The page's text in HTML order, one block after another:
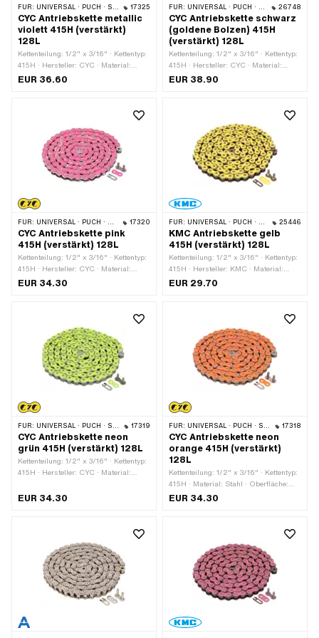
FÜR: UNIVERSAL · PUCH · SACHS · PONY / CILO (BETA 521 & 512) · ZÜNDAPP BELMONDO · TOMOS · BYE BIKE 17325
CYC Antriebskette metallic
violett 415H (verstärkt)
128L
Kettenteilung: 1/2" x 3/16" · Kettentyp:
415H · Hersteller: CYC · Material:
Stahl · Oberfläche: lackiert · Farbe:
Kettenschloss-Art: Federverschluss
EUR 36.60
FÜR: UNIVERSAL · PUCH · SACHS · PONY / CILO (BETA 521 & 512) · ZÜNDAPP BELMONDO · TOMOS · BYE BIKE 26748
CYC Antriebskette schwarz
(goldene Bolzen) 415H
(verstärkt) 128L
Kettenteilung: 1/2" x 3/16" · Kettentyp:
415H · Hersteller: CYC · Material:
Stahl · Oberfläche: lackiert · Farbe:
Kettenschloss-Art: Federverschluss
EUR 38.90
FÜR: UNIVERSAL · PUCH · SACHS · PONY / CILO (BETA 521 & 512) · ZÜNDAPP BELMONDO · TOMOS · BYE BIKE 17320
CYC Antriebskette pink
415H (verstärkt) 128L
Kettenteilung: 1/2" x 3/16" · Kettentyp:
415H · Hersteller: CYC · Material:
Stahl · Oberfläche: lackiert · Farbe:
Kettenschloss-Art: Federverschluss
EUR 34.30
FÜR: UNIVERSAL · PUCH · SACHS · PONY / CILO (BETA 521 & 512) · ZÜNDAPP BELMONDO · TOMOS · BYE BIKE 25446
KMC Antriebskette gelb
415H (verstärkt) 128L
Kettenteilung: 1/2" x 3/16" · Kettentyp:
415H · Hersteller: KMC · Material:
Stahl · Oberfläche: lackiert · Farbe:
Kettenschloss-Art: Federverschluss
EUR 29.70
FÜR: UNIVERSAL · PUCH · SACHS · PONY / CILO (BETA 521 & 512) · ZÜNDAPP BELMONDO · TOMOS · BYE BIKE 17319
CYC Antriebskette neon
grün 415H (verstärkt) 128L
Kettenteilung: 1/2" x 3/16" · Kettentyp:
415H · Hersteller: CYC · Material:
grün · Anzahl Kettenglieder: 128 Stk. ·
EUR 34.30
FÜR: UNIVERSAL · PUCH · SACHS · PONY / CILO (BETA 521 & 512) · ZÜNDAPP BELMONDO · TOMOS · BYE BIKE 17318
CYC Antriebskette neon
orange 415H (verstärkt)
128L
Kettenteilung: 1/2" x 3/16" · Kettentyp:
415H · Material: Stahl · Oberfläche:
lackiert · Hersteller: CYC · Farbe:
Kettenschloss-Art: Federverschluss
EUR 34.30